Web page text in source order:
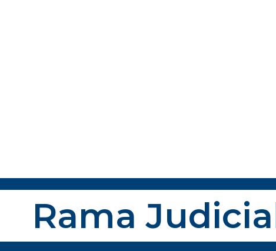
Rama